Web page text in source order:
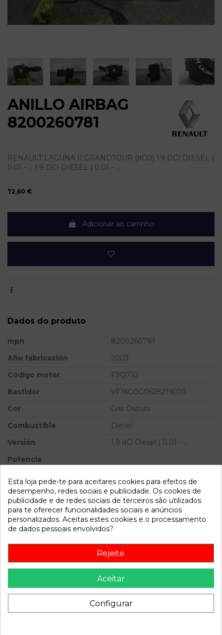
ANILLO AIRBAG
8200260781
RENAULT LAGUNA II GRANDTOUR (KG0) 1.9 DCI DIESEL |
0.01 - ... 1.9 DCI DIESEL | 0.01 - ...
72,60 €
Adicionar ao carrinho
Dados do produto
mpn
8200260781
Año fabricación
2003
Código motor
F9Q710
Bastidor
VF1KG0G0628219010
Cor
Gris Oscuro
Combustible
Diesel
Versión
1.9 dCi Diesel | 0.01 - ...
Potencia
(KG0) 1.9 dCi Diesel | 0.01 - ...
Referência 810899
Disponível a partir de: 2022-04-06
Recambio de anillo airbag para renault laguna ii grandtour
(kg0) 1.9 dci diesel | 0.01 - ... 1.9 dci diesel | 0.01 - ...
referencia OEM IAM 8200260781
Esta loja pede-te para aceitares cookies para efeitos de
desempenho, redes sociais e publicidade. Os cookies de
publicidade e de redes sociais de terceiros são utilizados
para te oferecer funcionalidades sociais e anúncios
personalizados. Aceitas estes cookies e o processamento
de dados pessoais envolvidos?
Rejeite.
Aceitar
Configurar